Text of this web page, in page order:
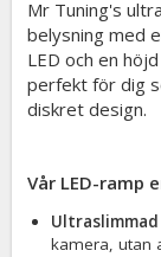
Mr Tuning's
belysning med
LED och en
perfekt för dig
diskret design.
Vår LED-ramp
kamera, utan